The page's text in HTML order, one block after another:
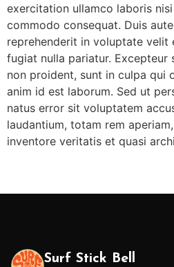
exercitation ullamco laboris
commodo consequat. Duis
reprehenderit in voluptate velit
fugiat nulla pariatur.
non proident, sunt in culpa qui
anim id est laborum. Sed ut
natus error sit voluptatem
laudantium, totam rem
inventore veritatis et quasi
Surf Stick Bell